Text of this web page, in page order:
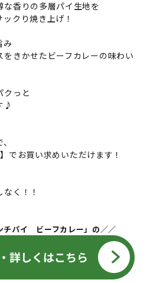
香りの多層パイ生地を
クり焼き上げ！
み
きかせたビーフカレーの味わい
クっと
♪
でお買い求めいただけます！
く！！
チパイ ビーフカレー」の／／